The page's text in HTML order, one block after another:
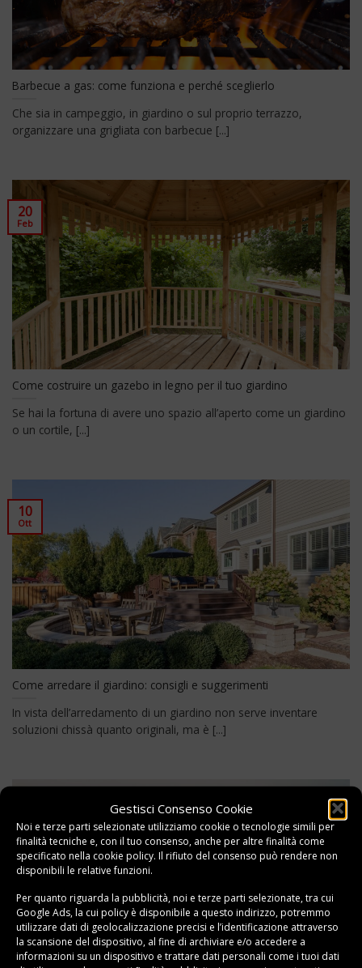
Gestisci Consenso Cookie
Noi e terze parti selezionate utilizziamo cookie o tecnologie simili per
finalità tecniche e, con il tuo consenso, anche per altre finalità come
specificato nella cookie policy. Il rifiuto del consenso può rendere non
disponibili le relative funzioni.
Per quanto riguarda la pubblicità, noi e terze parti selezionate, tra cui
Google Ads, la cui policy è disponibile a questo indirizzo, potremmo
utilizzare dati di geolocalizzazione precisi e l’identificazione attraverso
la scansione del dispositivo, al fine di archiviare e/o accedere a
informazioni su un dispositivo e trattare dati personali come i tuoi dati
Barbecue a gas: come funziona e perché sceglierlo
Che sia in campeggio, in giardino o sul proprio terrazzo,
organizzare una grigliata con barbecue [...]
Come costruire un gazebo in legno per il tuo giardino
Se hai la fortuna di avere uno spazio all’aperto come un giardino
o un cortile, [...]
20
Feb
Come arredare il giardino: consigli e suggerimenti
In vista dell’arredamento di un giardino non serve inventare
soluzioni chissà quanto originali, ma è [...]
10
Ott
Feb